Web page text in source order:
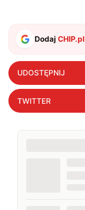
DodajCHIP.pl
UDOSTĘPNIJ
TWITTER